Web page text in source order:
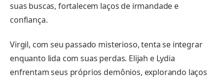
suas buscas, fortalecem laços de irmandade e
confiança.
Virgil, com seu passado misterioso, tenta se integrar
enquanto lida com suas perdas. Elijah e Lydia
enfrentam seus próprios demônios, explorando laços